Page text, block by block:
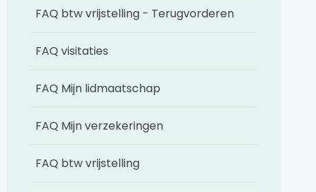
FAQ btw vrijstelling - Terugvorderen
FAQ visitaties
FAQ Mijn lidmaatschap
FAQ Mijn verzekeringen
FAQ btw vrijstelling